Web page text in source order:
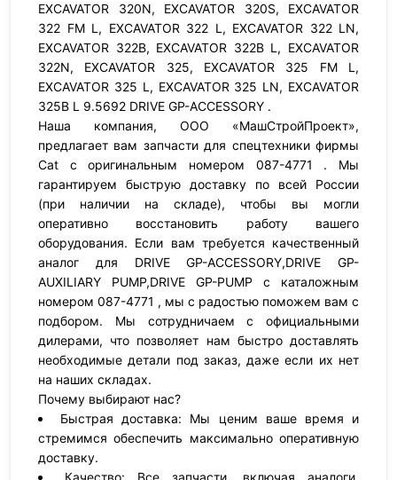
EXCAVATOR 320N, EXCAVATOR 320S, EXCAVATOR
322 FM L, EXCAVATOR 322 L, EXCAVATOR 322 LN,
EXCAVATOR 322B, EXCAVATOR 322B L, EXCAVATOR
322N, EXCAVATOR 325, EXCAVATOR 325 FM L,
EXCAVATOR 325 L, EXCAVATOR 325 LN, EXCAVATOR
325B L 9.5692 DRIVE GP-ACCESSORY .
Наша компания, ООО «МашСтройПроект»,
предлагает вам запчасти для спецтехники фирмы
Cat с оригинальным номером 087-4771 . Мы
гарантируем быструю доставку по всей России
(при наличии на складе), чтобы вы могли
оперативно восстановить работу вашего
оборудования. Если вам требуется качественный
аналог для DRIVE GP-ACCESSORY,DRIVE GP-
AUXILIARY PUMP,DRIVE GP-PUMP с каталожным
номером 087-4771 , мы с радостью поможем вам с
подбором. Мы сотрудничаем с официальными
дилерами, что позволяет нам быстро доставлять
необходимые детали под заказ, даже если их нет
на наших складах.
Почему выбирают нас?
Быстрая доставка: Мы ценим ваше время и
стремимся обеспечить максимально оперативную
доставку.
Качество: Все запчасти, включая аналоги,